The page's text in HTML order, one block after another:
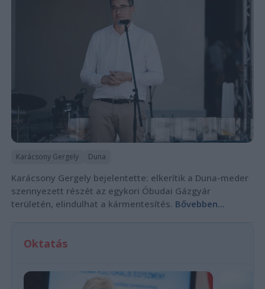
Karácsony Gergely Duna
Karácsony Gergely bejelentette: elkerítik a Duna-meder
szennyezett részét az egykori Óbudai Gázgyár
területén, elindulhat a kármentesítés. Bővebben...
Oktatás